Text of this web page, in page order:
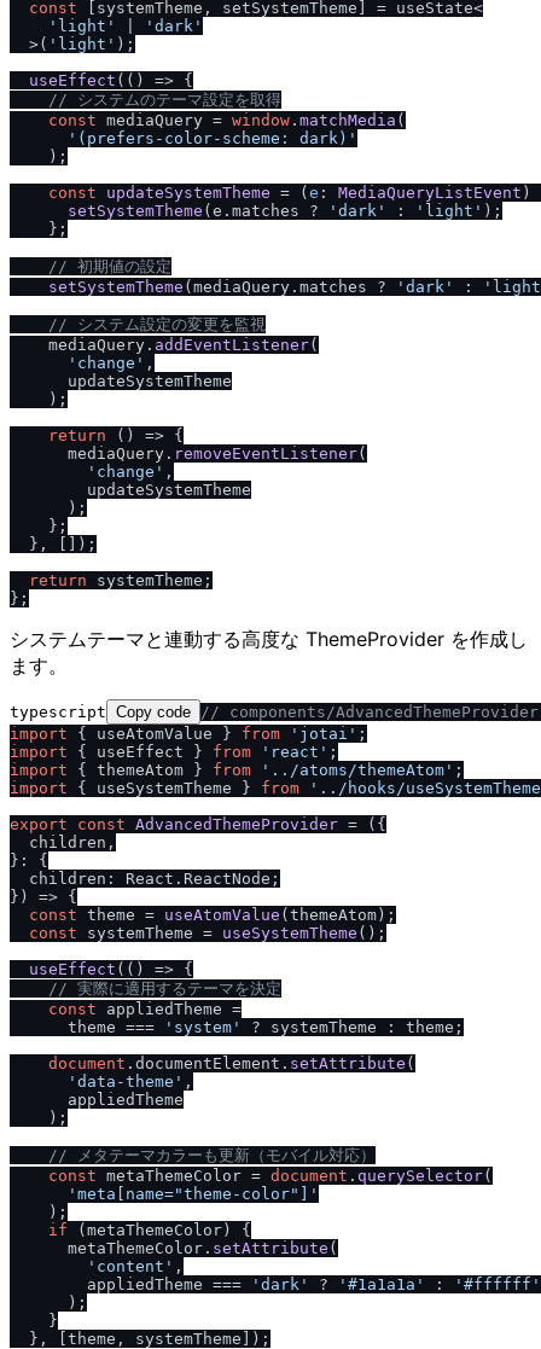
const [systemTheme, setSystemTheme] = useState<
'light'
'dark'
  >(
'light' );
useEffect ( () => {
/ / システムのテーマ設定を取得
const mediaQuery = window . matchMedia (
'(prefers-color-scheme: dark)'
    );
const
updateSystemTheme = ( e : MediaQueryListEvent )
setSystemTheme (e. matches ? 'dark' : 'light' );
    };
/ / 初期値の設定
setSystemTheme (mediaQuery. matches ? 'dark' :
/ / システム設定の変更を監視
    mediaQuery.
addEventListener(
'change' ,
      updateSystemTheme
    );
return
() => {
      mediaQuery.
removeEventListener(
'change' ,
        updateSystemTheme
      );
    };
  }, []);
return systemTheme;
システムテーマと連動する高度な ThemeProvider を作成し
ます。
typescript Copy code / / components /
import { useAtomValue } from 'jotai'
import { useEffect } from 'react'
import { themeAtom } from '.. /atoms /themeAtom'
import { useSystemTheme } from '.. / hooks /
export
const AdvancedThemeProvider = ( {
  children,
}: {
  children: React.ReactNode;
} ) => {
const theme = useAtomValue (themeAtom);
const systemTheme = useSystemTheme ();
useEffect ( () => {
/ / 実際に適用するテーマを決定
const appliedTheme =
      theme ===
'system'
? systemTheme : theme;
document . documentElement . setAttribute (
'data-theme' ,
      appliedTheme
    );
/ / メタテーマカラーも更新（モバイル対応）
const metaThemeColor = document . querySelector(
'meta[name="theme-color"]'
    );
if (metaThemeColor) {
      metaThemeColor.
setAttribute (
'content' ,
        appliedTheme ===
'dark' ? '#1a1a1a' :
'#ffffff'
      );
    }
  }, [theme, systemTheme]);